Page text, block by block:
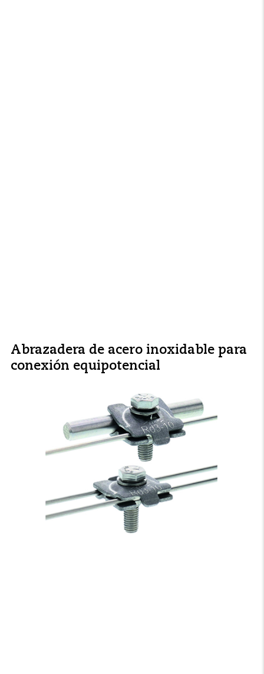
Abrazadera de acero inoxidable para
conexión equipotencial